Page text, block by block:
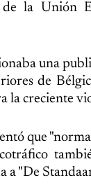
de la Unión
una
de
la creciente
que
a "De